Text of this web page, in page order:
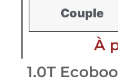
Couple
À
1.0T